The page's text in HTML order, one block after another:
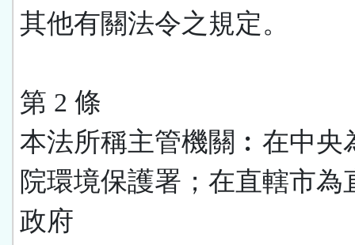
其他有關法令之規定。
第 2 條
本法所稱主管機關︰在中央
院環境保護署；在直轄市為
政府